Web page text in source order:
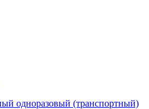
одноразовый (транспортный)